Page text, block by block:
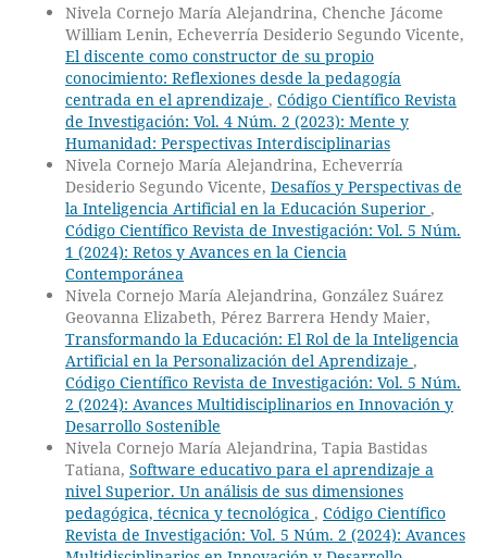
Nivela Cornejo María Alejandrina, Chenche Jácome
William Lenin, Echeverría Desiderio Segundo Vicente,
El discente como constructor de su propio
conocimiento: Reflexiones desde la pedagogía
centrada en el aprendizaje , Código Científico Revista
de Investigación: Vol. 4 Núm. 2 (2023): Mente y
Humanidad: Perspectivas Interdisciplinarias
Nivela Cornejo María Alejandrina, Echeverría
Desiderio Segundo Vicente, Desafíos y Perspectivas de
la Inteligencia Artificial en la Educación Superior ,
Código Científico Revista de Investigación: Vol. 5 Núm.
1 (2024): Retos y Avances en la Ciencia
Contemporánea
Nivela Cornejo María Alejandrina, González Suárez
Geovanna Elizabeth, Pérez Barrera Hendy Maier,
Transformando la Educación: El Rol de la Inteligencia
Artificial en la Personalización del Aprendizaje ,
Código Científico Revista de Investigación: Vol. 5 Núm.
2 (2024): Avances Multidisciplinarios en Innovación y
Desarrollo Sostenible
Nivela Cornejo María Alejandrina, Tapia Bastidas
Tatiana, Software educativo para el aprendizaje a
nivel Superior. Un análisis de sus dimensiones
pedagógica, técnica y tecnológica , Código Científico
Revista de Investigación: Vol. 5 Núm. 2 (2024): Avances